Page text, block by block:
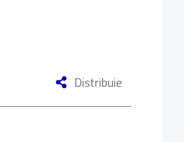
Distribuie